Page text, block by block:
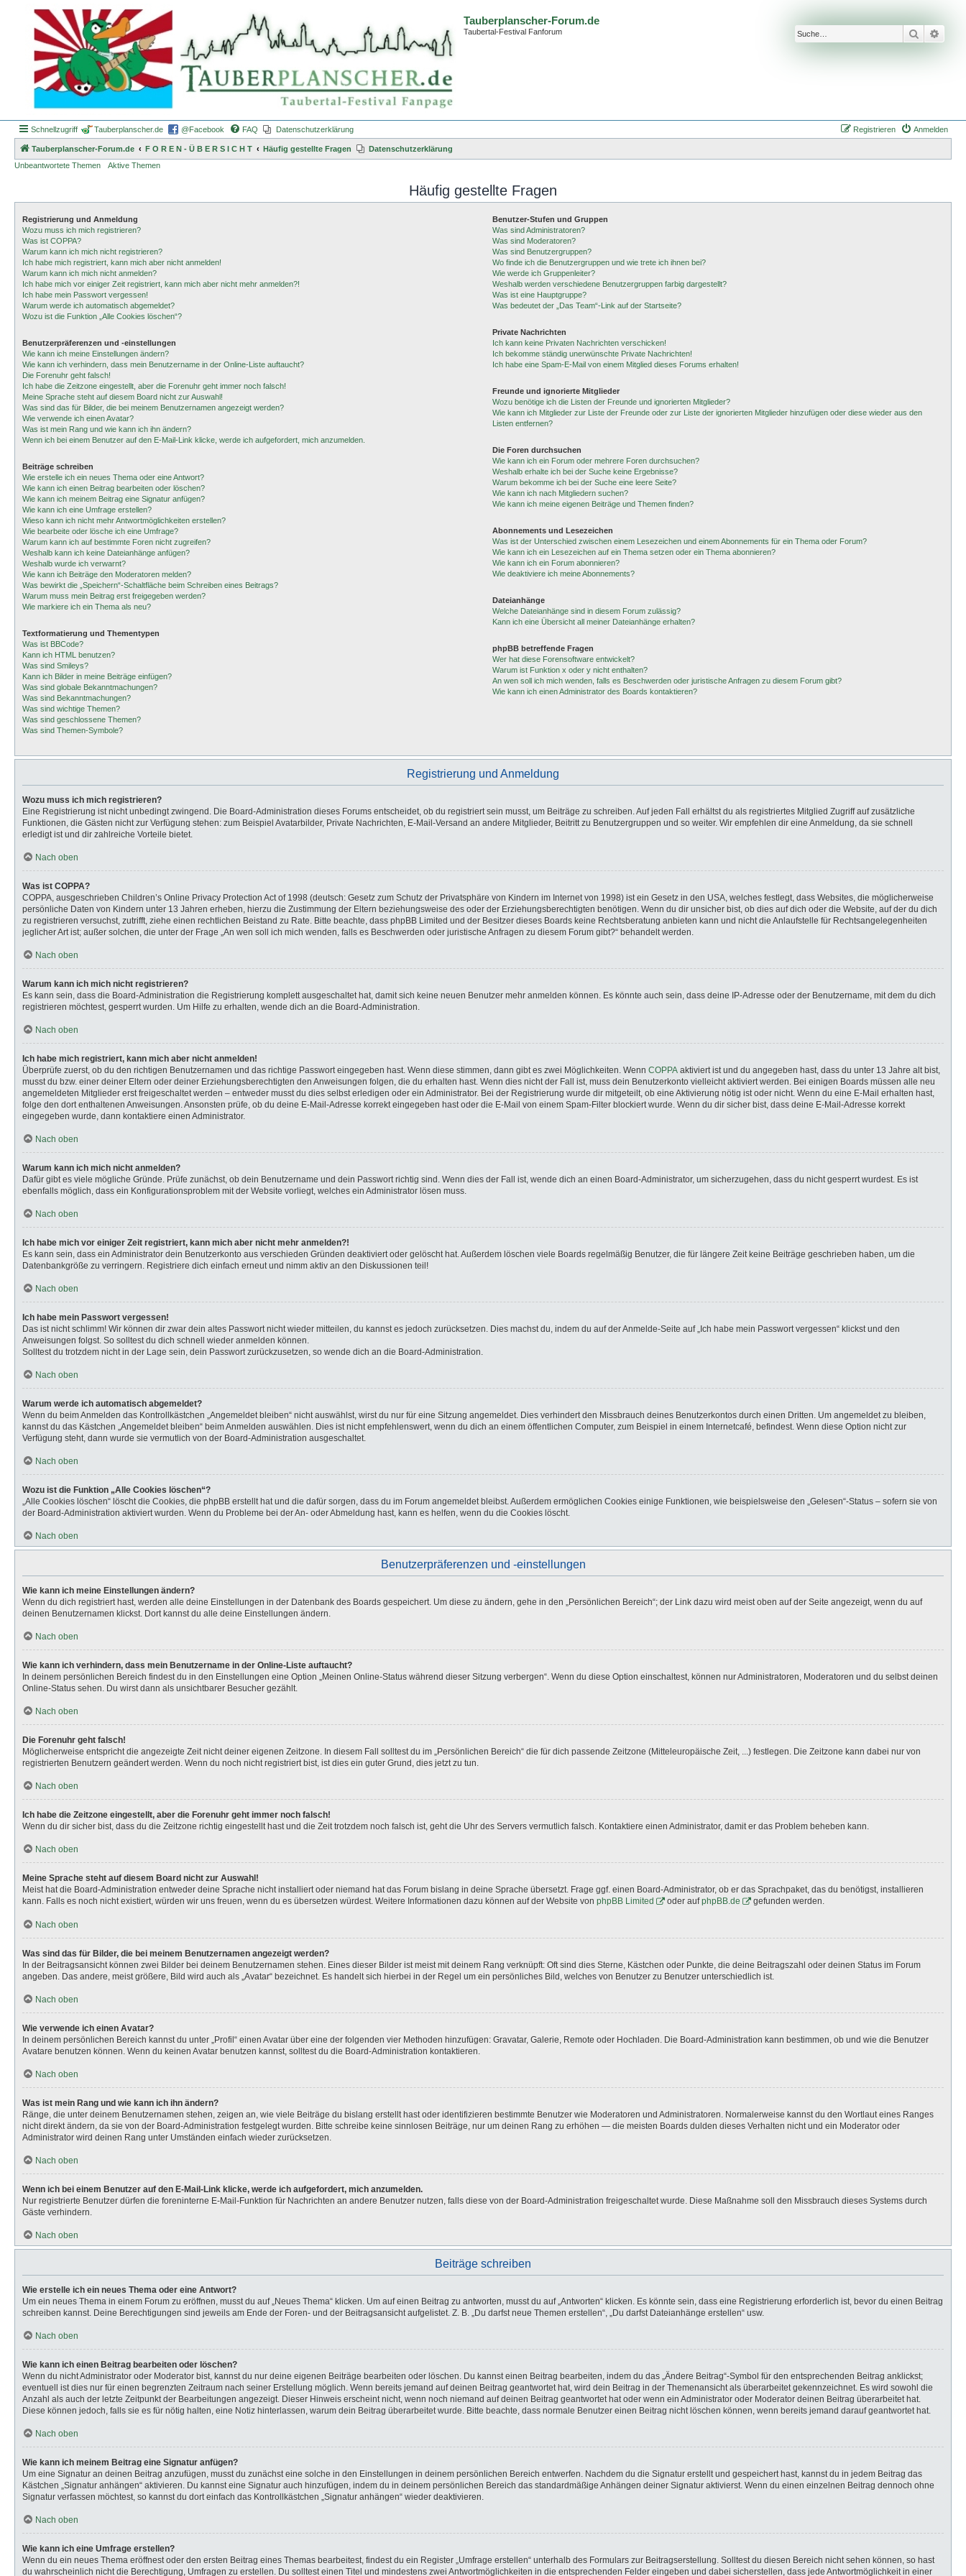
Tauberplanscher-Forum.de
Taubertal-Festival Fanforum Suche
Schnellzugriff Tauberplanscher.de @Facebook FAQ Datenschutzerklärung Anmelden
Registrieren
Tauberplanscher-Forum.de F O R E N - Ü B E R S I C H T Häufig gestellte Fragen
Datenschutzerklärung
Unbeantwortete Themen
Aktive Themen
Häufig gestellte Fragen
Registrierung und Anmeldung
Wozu muss ich mich registrieren?
Was ist COPPA?
Warum kann ich mich nicht registrieren?
Ich habe mich registriert, kann mich aber nicht anmelden!
Warum kann ich mich nicht anmelden?
Ich habe mich vor einiger Zeit registriert, kann mich aber nicht mehr anmelden?!
Ich habe mein Passwort vergessen!
Warum werde ich automatisch abgemeldet?
Wozu ist die Funktion „Alle Cookies löschen“?
Benutzerpräferenzen und -einstellungen
Wie kann ich meine Einstellungen ändern?
Wie kann ich verhindern, dass mein Benutzername in der Online-Liste auftaucht?
Die Forenuhr geht falsch!
Ich habe die Zeitzone eingestellt, aber die Forenuhr geht immer noch falsch!
Meine Sprache steht auf diesem Board nicht zur Auswahl!
Was sind das für Bilder, die bei meinem Benutzernamen angezeigt werden?
Wie verwende ich einen Avatar?
Was ist mein Rang und wie kann ich ihn ändern?
Wenn ich bei einem Benutzer auf den E-Mail-Link klicke, werde ich aufgefordert, mich anzumelden.
Beiträge schreiben
Wie erstelle ich ein neues Thema oder eine Antwort?
Wie kann ich einen Beitrag bearbeiten oder löschen?
Wie kann ich meinem Beitrag eine Signatur anfügen?
Wie kann ich eine Umfrage erstellen?
Wieso kann ich nicht mehr Antwortmöglichkeiten erstellen?
Wie bearbeite oder lösche ich eine Umfrage?
Warum kann ich auf bestimmte Foren nicht zugreifen?
Weshalb kann ich keine Dateianhänge anfügen?
Weshalb wurde ich verwarnt?
Wie kann ich Beiträge den Moderatoren melden?
Was bewirkt die „Speichern“-Schaltfläche beim Schreiben eines Beitrags?
Warum muss mein Beitrag erst freigegeben werden?
Wie markiere ich ein Thema als neu?
Textformatierung und Thementypen
Was ist BBCode?
Kann ich HTML benutzen?
Was sind Smileys?
Kann ich Bilder in meine Beiträge einfügen?
Was sind globale Bekanntmachungen?
Was sind Bekanntmachungen?
Was sind wichtige Themen?
Was sind geschlossene Themen?
Was sind Themen-Symbole?
Benutzer-Stufen und Gruppen
Was sind Administratoren?
Was sind Moderatoren?
Was sind Benutzergruppen?
Wo finde ich die Benutzergruppen und wie trete ich ihnen bei?
Wie werde ich Gruppenleiter?
Weshalb werden verschiedene Benutzergruppen farbig dargestellt?
Was ist eine Hauptgruppe?
Was bedeutet der „Das Team“-Link auf der Startseite?
Private Nachrichten
Ich kann keine Privaten Nachrichten verschicken!
Ich bekomme ständig unerwünschte Private Nachrichten!
Ich habe eine Spam-E-Mail von einem Mitglied dieses Forums erhalten!
Freunde und ignorierte Mitglieder
Wozu benötige ich die Listen der Freunde und ignorierten Mitglieder?
Wie kann ich Mitglieder zur Liste der Freunde oder zur Liste der ignorierten Mitglieder hinzufügen oder diese wieder aus den
Listen entfernen?
Die Foren durchsuchen
Wie kann ich ein Forum oder mehrere Foren durchsuchen?
Weshalb erhalte ich bei der Suche keine Ergebnisse?
Warum bekomme ich bei der Suche eine leere Seite?
Wie kann ich nach Mitgliedern suchen?
Wie kann ich meine eigenen Beiträge und Themen finden?
Abonnements und Lesezeichen
Was ist der Unterschied zwischen einem Lesezeichen und einem Abonnements für ein Thema oder Forum?
Wie kann ich ein Lesezeichen auf ein Thema setzen oder ein Thema abonnieren?
Wie kann ich ein Forum abonnieren?
Wie deaktiviere ich meine Abonnements?
Dateianhänge
Welche Dateianhänge sind in diesem Forum zulässig?
Kann ich eine Übersicht all meiner Dateianhänge erhalten?
phpBB betreffende Fragen
Wer hat diese Forensoftware entwickelt?
Warum ist Funktion x oder y nicht enthalten?
An wen soll ich mich wenden, falls es Beschwerden oder juristische Anfragen zu diesem Forum gibt?
Wie kann ich einen Administrator des Boards kontaktieren?
Registrierung und Anmeldung
Wozu muss ich mich registrieren?
Eine Registrierung ist nicht unbedingt zwingend. Die Board-Administration dieses Forums entscheidet, ob du registriert sein musst, um Beiträge zu schreiben. Auf jeden Fall erhältst du als registriertes Mitglied Zugriff auf zusätzliche
Funktionen, die Gästen nicht zur Verfügung stehen: zum Beispiel Avatarbilder, Private Nachrichten, E-Mail-Versand an andere Mitglieder, Beitritt zu Benutzergruppen und so weiter. Wir empfehlen dir eine Anmeldung, da sie schnell
erledigt ist und dir zahlreiche Vorteile bietet.
Nach oben
Was ist COPPA?
COPPA, ausgeschrieben Children’s Online Privacy Protection Act of 1998 (deutsch: Gesetz zum Schutz der Privatsphäre von Kindern im Internet von 1998) ist ein Gesetz in den USA, welches festlegt, dass Websites, die möglicherweise
persönliche Daten von Kindern unter 13 Jahren erheben, hierzu die Zustimmung der Eltern beziehungsweise des oder der Erziehungsberechtigten benötigen. Wenn du dir unsicher bist, ob dies auf dich oder die Website, auf der du dich
zu registrieren versuchst, zutrifft, ziehe einen rechtlichen Beistand zu Rate. Bitte beachte, dass phpBB Limited und der Besitzer dieses Boards keine Rechtsberatung anbieten kann und nicht die Anlaufstelle für Rechtsangelegenheiten
jeglicher Art ist; außer solchen, die unter der Frage „An wen soll ich mich wenden, falls es Beschwerden oder juristische Anfragen zu diesem Forum gibt?“ behandelt werden.
Nach oben
Warum kann ich mich nicht registrieren?
Es kann sein, dass die Board-Administration die Registrierung komplett ausgeschaltet hat, damit sich keine neuen Benutzer mehr anmelden können. Es könnte auch sein, dass deine IP-Adresse oder der Benutzername, mit dem du dich
registrieren möchtest, gesperrt wurden. Um Hilfe zu erhalten, wende dich an die Board-Administration.
Nach oben
Ich habe mich registriert, kann mich aber nicht anmelden!
Überprüfe zuerst, ob du den richtigen Benutzernamen und das richtige Passwort eingegeben hast. Wenn diese stimmen, dann gibt es zwei Möglichkeiten. Wenn COPPA aktiviert ist und du angegeben hast, dass du unter 13 Jahre alt bist,
musst du bzw. einer deiner Eltern oder deiner Erziehungsberechtigten den Anweisungen folgen, die du erhalten hast. Wenn dies nicht der Fall ist, muss dein Benutzerkonto vielleicht aktiviert werden. Bei einigen Boards müssen alle neu
angemeldeten Mitglieder erst freigeschaltet werden – entweder musst du dies selbst erledigen oder ein Administrator. Bei der Registrierung wurde dir mitgeteilt, ob eine Aktivierung nötig ist oder nicht. Wenn du eine E-Mail erhalten hast,
folge den dort enthaltenen Anweisungen. Ansonsten prüfe, ob du deine E-Mail-Adresse korrekt eingegeben hast oder die E-Mail von einem Spam-Filter blockiert wurde. Wenn du dir sicher bist, dass deine E-Mail-Adresse korrekt
eingegeben wurde, dann kontaktiere einen Administrator.
Nach oben
Warum kann ich mich nicht anmelden?
Dafür gibt es viele mögliche Gründe. Prüfe zunächst, ob dein Benutzername und dein Passwort richtig sind. Wenn dies der Fall ist, wende dich an einen Board-Administrator, um sicherzugehen, dass du nicht gesperrt wurdest. Es ist
ebenfalls möglich, dass ein Konfigurationsproblem mit der Website vorliegt, welches ein Administrator lösen muss.
Nach oben
Ich habe mich vor einiger Zeit registriert, kann mich aber nicht mehr anmelden?!
Es kann sein, dass ein Administrator dein Benutzerkonto aus verschieden Gründen deaktiviert oder gelöscht hat. Außerdem löschen viele Boards regelmäßig Benutzer, die für längere Zeit keine Beiträge geschrieben haben, um die
Datenbankgröße zu verringern. Registriere dich einfach erneut und nimm aktiv an den Diskussionen teil!
Nach oben
Ich habe mein Passwort vergessen!
Das ist nicht schlimm! Wir können dir zwar dein altes Passwort nicht wieder mitteilen, du kannst es jedoch zurücksetzen. Dies machst du, indem du auf der Anmelde-Seite auf „Ich habe mein Passwort vergessen“ klickst und den
Anweisungen folgst. So solltest du dich schnell wieder anmelden können.
Solltest du trotzdem nicht in der Lage sein, dein Passwort zurückzusetzen, so wende dich an die Board-Administration.
Nach oben
Warum werde ich automatisch abgemeldet?
Wenn du beim Anmelden das Kontrollkästchen „Angemeldet bleiben“ nicht auswählst, wirst du nur für eine Sitzung angemeldet. Dies verhindert den Missbrauch deines Benutzerkontos durch einen Dritten. Um angemeldet zu bleiben,
kannst du das Kästchen „Angemeldet bleiben“ beim Anmelden auswählen. Dies ist nicht empfehlenswert, wenn du dich an einem öffentlichen Computer, zum Beispiel in einem Internetcafé, befindest. Wenn diese Option nicht zur
Verfügung steht, dann wurde sie vermutlich von der Board-Administration ausgeschaltet.
Nach oben
Wozu ist die Funktion „Alle Cookies löschen“?
„Alle Cookies löschen“ löscht die Cookies, die phpBB erstellt hat und die dafür sorgen, dass du im Forum angemeldet bleibst. Außerdem ermöglichen Cookies einige Funktionen, wie beispielsweise den „Gelesen“-Status – sofern sie von
der Board-Administration aktiviert wurden. Wenn du Probleme bei der An- oder Abmeldung hast, kann es helfen, wenn du die Cookies löscht.
Nach oben
Benutzerpräferenzen und -einstellungen
Wie kann ich meine Einstellungen ändern?
Wenn du dich registriert hast, werden alle deine Einstellungen in der Datenbank des Boards gespeichert. Um diese zu ändern, gehe in den „Persönlichen Bereich“; der Link dazu wird meist oben auf der Seite angezeigt, wenn du auf
deinen Benutzernamen klickst. Dort kannst du alle deine Einstellungen ändern.
Nach oben
Wie kann ich verhindern, dass mein Benutzername in der Online-Liste auftaucht?
In deinem persönlichen Bereich findest du in den Einstellungen eine Option „Meinen Online-Status während dieser Sitzung verbergen“. Wenn du diese Option einschaltest, können nur Administratoren, Moderatoren und du selbst deinen
Online-Status sehen. Du wirst dann als unsichtbarer Besucher gezählt.
Nach oben
Die Forenuhr geht falsch!
Möglicherweise entspricht die angezeigte Zeit nicht deiner eigenen Zeitzone. In diesem Fall solltest du im „Persönlichen Bereich“ die für dich passende Zeitzone (Mitteleuropäische Zeit, ...) festlegen. Die Zeitzone kann dabei nur von
registrierten Benutzern geändert werden. Wenn du noch nicht registriert bist, ist dies ein guter Grund, dies jetzt zu tun.
Nach oben
Ich habe die Zeitzone eingestellt, aber die Forenuhr geht immer noch falsch!
Wenn du dir sicher bist, dass du die Zeitzone richtig eingestellt hast und die Zeit trotzdem noch falsch ist, geht die Uhr des Servers vermutlich falsch. Kontaktiere einen Administrator, damit er das Problem beheben kann.
Nach oben
Meine Sprache steht auf diesem Board nicht zur Auswahl!
Meist hat die Board-Administration entweder deine Sprache nicht installiert oder niemand hat das Forum bislang in deine Sprache übersetzt. Frage ggf. einen Board-Administrator, ob er das Sprachpaket, das du benötigst, installieren
kann. Falls es noch nicht existiert, würden wir uns freuen, wenn du es übersetzen würdest. Weitere Informationen dazu können auf der Website von phpBB Limited oder aufphpBB.de gefunden werden.
Nach oben
Was sind das für Bilder, die bei meinem Benutzernamen angezeigt werden?
In der Beitragsansicht können zwei Bilder bei deinem Benutzernamen stehen. Eines dieser Bilder ist meist mit deinem Rang verknüpft: Oft sind dies Sterne, Kästchen oder Punkte, die deine Beitragszahl oder deinen Status im Forum
angeben. Das andere, meist größere, Bild wird auch als „Avatar“ bezeichnet. Es handelt sich hierbei in der Regel um ein persönliches Bild, welches von Benutzer zu Benutzer unterschiedlich ist.
Nach oben
Wie verwende ich einen Avatar?
In deinem persönlichen Bereich kannst du unter „Profil“ einen Avatar über eine der folgenden vier Methoden hinzufügen: Gravatar, Galerie, Remote oder Hochladen. Die Board-Administration kann bestimmen, ob und wie die Benutzer
Avatare benutzen können. Wenn du keinen Avatar benutzen kannst, solltest du die Board-Administration kontaktieren.
Nach oben
Was ist mein Rang und wie kann ich ihn ändern?
Ränge, die unter deinem Benutzernamen stehen, zeigen an, wie viele Beiträge du bislang erstellt hast oder identifizieren bestimmte Benutzer wie Moderatoren und Administratoren. Normalerweise kannst du den Wortlaut eines Ranges
nicht direkt ändern, da sie von der Board-Administration festgelegt wurden. Bitte schreibe keine sinnlosen Beiträge, nur um deinen Rang zu erhöhen — die meisten Boards dulden dieses Verhalten nicht und ein Moderator oder
Administrator wird deinen Rang unter Umständen einfach wieder zurücksetzen.
Nach oben
Wenn ich bei einem Benutzer auf den E-Mail-Link klicke, werde ich aufgefordert, mich anzumelden.
Nur registrierte Benutzer dürfen die foreninterne E-Mail-Funktion für Nachrichten an andere Benutzer nutzen, falls diese von der Board-Administration freigeschaltet wurde. Diese Maßnahme soll den Missbrauch dieses Systems durch
Gäste verhindern.
Nach oben
Beiträge schreiben
Wie erstelle ich ein neues Thema oder eine Antwort?
Um ein neues Thema in einem Forum zu eröffnen, musst du auf „Neues Thema“ klicken. Um auf einen Beitrag zu antworten, musst du auf „Antworten“ klicken. Es könnte sein, dass eine Registrierung erforderlich ist, bevor du einen Beitrag
schreiben kannst. Deine Berechtigungen sind jeweils am Ende der Foren- und der Beitragsansicht aufgelistet. Z. B. „Du darfst neue Themen erstellen“, „Du darfst Dateianhänge erstellen“ usw.
Nach oben
Wie kann ich einen Beitrag bearbeiten oder löschen?
Wenn du nicht Administrator oder Moderator bist, kannst du nur deine eigenen Beiträge bearbeiten oder löschen. Du kannst einen Beitrag bearbeiten, indem du das „Ändere Beitrag“-Symbol für den entsprechenden Beitrag anklickst;
eventuell ist dies nur für einen begrenzten Zeitraum nach seiner Erstellung möglich. Wenn bereits jemand auf deinen Beitrag geantwortet hat, wird dein Beitrag in der Themenansicht als überarbeitet gekennzeichnet. Es wird sowohl die
Anzahl als auch der letzte Zeitpunkt der Bearbeitungen angezeigt. Dieser Hinweis erscheint nicht, wenn noch niemand auf deinen Beitrag geantwortet hat oder wenn ein Administrator oder Moderator deinen Beitrag überarbeitet hat.
Diese können jedoch, falls sie es für nötig halten, eine Notiz hinterlassen, warum dein Beitrag überarbeitet wurde. Bitte beachte, dass normale Benutzer einen Beitrag nicht löschen können, wenn bereits jemand darauf geantwortet hat.
Nach oben
Wie kann ich meinem Beitrag eine Signatur anfügen?
Um eine Signatur an deinen Beitrag anzufügen, musst du zunächst eine solche in den Einstellungen in deinem persönlichen Bereich entwerfen. Nachdem du die Signatur erstellt und gespeichert hast, kannst du in jedem Beitrag das
Kästchen „Signatur anhängen“ aktivieren. Du kannst eine Signatur auch hinzufügen, indem du in deinem persönlichen Bereich das standardmäßige Anhängen deiner Signatur aktivierst. Wenn du einen einzelnen Beitrag dennoch ohne
Signatur verfassen möchtest, so kannst du dort einfach das Kontrollkästchen „Signatur anhängen“ wieder deaktivieren.
Nach oben
Wie kann ich eine Umfrage erstellen?
Wenn du ein neues Thema eröffnest oder den ersten Beitrag eines Themas bearbeitest, findest du ein Register „Umfrage erstellen“ unterhalb des Formulars zur Beitragserstellung. Solltest du diesen Bereich nicht sehen können, so hast
du wahrscheinlich nicht die Berechtigung, Umfragen zu erstellen. Du solltest einen Titel und mindestens zwei Antwortmöglichkeiten in die entsprechenden Felder eingeben und dabei sicherstellen, dass jede Antwortmöglichkeit in einer